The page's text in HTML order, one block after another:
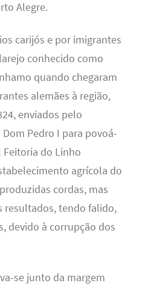
Alegre.
carijós e por imigrantes
conhecido como
quando chegaram
alemães à região,
enviados pelo
Pedro I para povoá-
Feitoria do Linho
agrícola do
cordas, mas
resultados, tendo falido,
devido à corrupção dos
se junto da margem